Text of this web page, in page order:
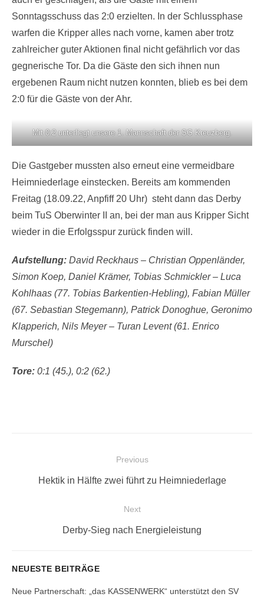
Sonntagsschuss das 2:0 erzielten. In der Schlussphase
warfen die Kripper alles nach vorne, kamen aber trotz
zahlreicher guter Aktionen final nicht gefährlich vor das
gegnerische Tor. Da die Gäste den sich ihnen nun
ergebenen Raum nicht nutzen konnten, blieb es bei dem
2:0 für die Gäste von der Ahr.
Mit 0:2 unterliegt unsere 1. Mannschaft der SG Kreuzberg.
Die Gastgeber mussten also erneut eine vermeidbare
Heimniederlage einstecken. Bereits am kommenden
Freitag (18.09.22, Anpfiff 20 Uhr) steht dann das Derby
beim TuS Oberwinter II an, bei der man aus Kripper Sicht
wieder in die Erfolgsspur zurück finden will.
Aufstellung: David Reckhaus – Christian Oppenländer,
Simon Koep, Daniel Krämer, Tobias Schmickler – Luca
Kohlhaas (77. Tobias Barkentien-Hebling), Fabian Müller
(67. Sebastian Stegemann), Patrick Donoghue, Geronimo
Klapperich, Nils Meyer – Turan Levent (61. Enrico
Murschel)
Tore: 0:1 (45.), 0:2 (62.)
Beitragsnavigation
Previous
Previous
Hektik in Hälfte zwei führt zu Heimniederlage
Next
Next
Derby-Sieg nach Energieleistung
NEUESTE BEITRÄGE
Neue Partnerschaft: „das KASSENWERK“ unterstützt den SV